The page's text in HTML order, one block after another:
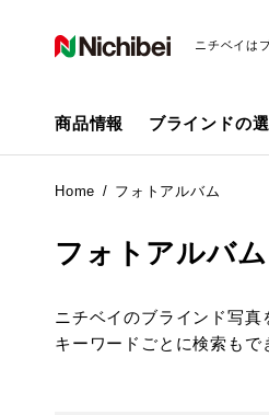
ニチベイは
商品情報 ブラインドの
Home フォトアルバム
フォトアルバム
ニチベイのブラインド写真
キーワードごとに検索もで